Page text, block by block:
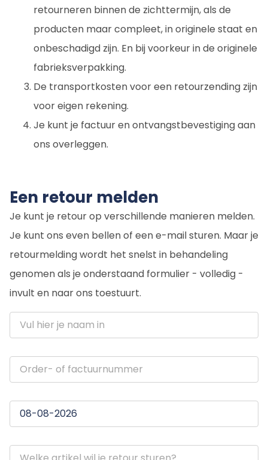
retourneren binnen de zichttermijn, als de
producten maar compleet, in originele staat en
onbeschadigd zijn. En bij voorkeur in de originele
fabrieksverpakking.
De transportkosten voor een retourzending zijn
voor eigen rekening.
Je kunt je factuur en ontvangstbevestiging aan
ons overleggen.
Een retour melden
Je kunt je retour op verschillende manieren melden.
Je kunt ons even bellen of een e-mail sturen. Maar je
retourmelding wordt het snelst in behandeling
genomen als je onderstaand formulier - volledig -
invult en naar ons toestuurt.